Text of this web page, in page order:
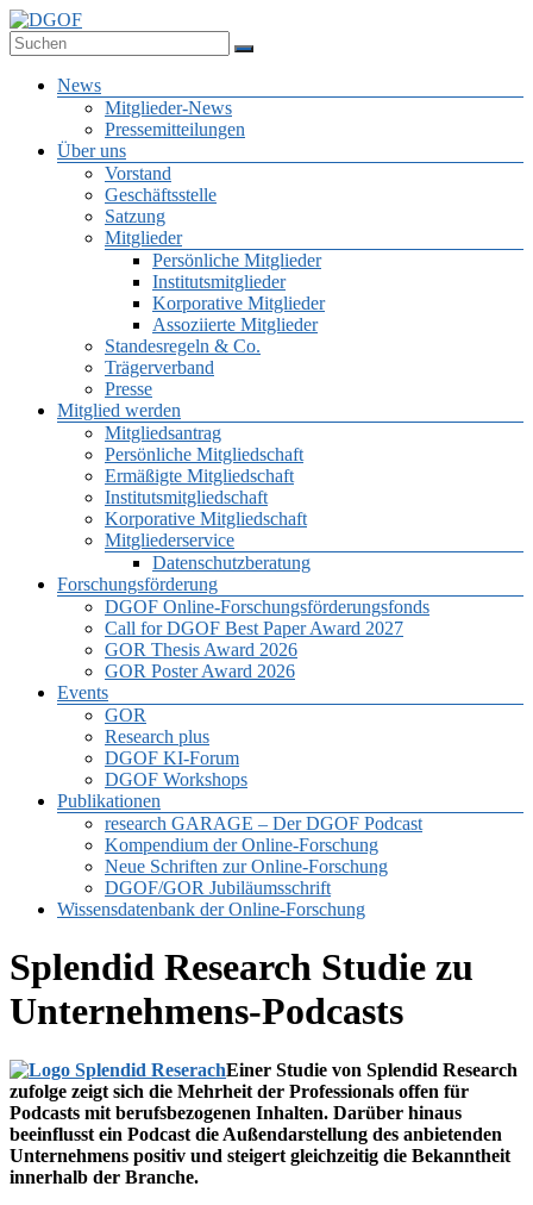
Zum
Inhalt
springen
Deutsche Gesellschaft für Online-Forschung e.V.
Menü
News
Mitglieder-News
Pressemitteilungen
Über uns
Vorstand
Geschäftsstelle
Satzung
Mitglieder
Persönliche Mitglieder
Institutsmitglieder
Korporative Mitglieder
Assoziierte Mitglieder
Standesregeln & Co.
Trägerverband
Presse
Mitglied werden
Mitgliedsantrag
Persönliche Mitgliedschaft
Ermäßigte Mitgliedschaft
Institutsmitgliedschaft
Korporative Mitgliedschaft
Mitgliederservice
Datenschutzberatung
Forschungsförderung
DGOF Online-Forschungsförderungsfonds
Call for DGOF Best Paper Award 2027
GOR Thesis Award 2026
GOR Poster Award 2026
Events
GOR
Research plus
DGOF KI-Forum
DGOF Workshops
Publikationen
research GARAGE – Der DGOF Podcast
Kompendium der Online-Forschung
Neue Schriften zur Online-Forschung
DGOF/GOR Jubiläumsschrift
Wissensdatenbank der Online-Forschung
Splendid Research Studie zu
Unternehmens-Podcasts
Einer Studie von Splendid Research
zufolge zeigt sich die Mehrheit der Professionals offen für
Podcasts mit berufsbezogenen Inhalten. Darüber hinaus
beeinflusst ein Podcast die Außendarstellung des anbietenden
Unternehmens positiv und steigert gleichzeitig die Bekanntheit
innerhalb der Branche.